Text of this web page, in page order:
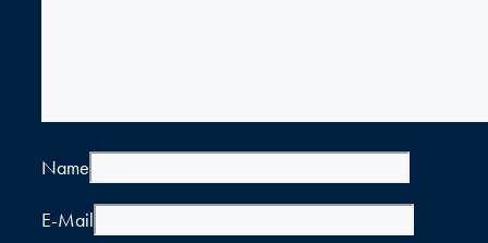
Name
E-Mail